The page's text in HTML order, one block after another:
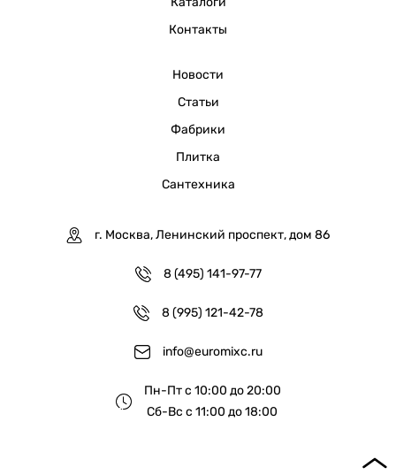
Контакты
Новости
Статьи
Фабрики
Плитка
Сантехника
г. Москва, Ленинский проспект, дом 86
8 (495) 141-97-77
8 (995) 121-42-78
info@euromixc.ru
Пн-Пт с 10:00 до 20:00
Сб-Вс с 11:00 до 18:00